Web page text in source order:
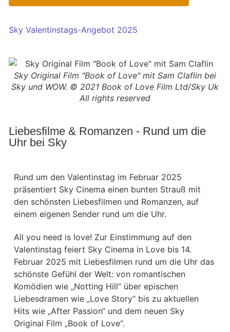
Sky Valentinstags-Angebot 2025
Sky Original Film "Book of Love" mit Sam Claflin bei
Sky und WOW. © 2021 Book of Love Film Ltd/Sky Uk
All rights reserved
Liebesfilme & Romanzen - Rund um die
Uhr bei Sky
Rund um den Valentinstag im Februar 2025
präsentiert Sky Cinema einen bunten Strauß mit
den schönsten Liebesfilmen und Romanzen, auf
einem eigenen Sender rund um die Uhr.
All you need is love! Zur Einstimmung auf den
Valentinstag feiert Sky Cinema in Love bis 14.
Februar 2025 mit Liebesfilmen rund um die Uhr das
schönste Gefühl der Welt: von romantischen
Komödien wie „Notting Hill“ über epischen
Liebesdramen wie „Love Story“ bis zu aktuellen
Hits wie „After Passion“ und dem neuen Sky
Original Film „Book of Love“.